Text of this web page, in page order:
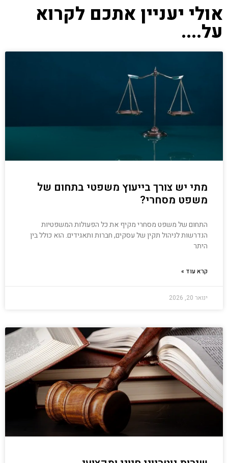
אולי יעניין אתכם לקרוא
על....
מתי יש צורך בייעוץ משפטי בתחום של
משפט מסחרי?
התחום של משפט מסחרי מקיף את כל הפעולות המשפטיות
הנדרשות לניהול תקין של עסקים, חברות ותאגידים. הוא כולל בין
היתר
קרא עוד »
ינואר 20, 2026